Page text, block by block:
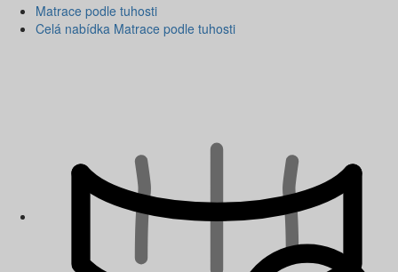
Matrace podle tuhosti
Celá nabídka Matrace podle tuhosti